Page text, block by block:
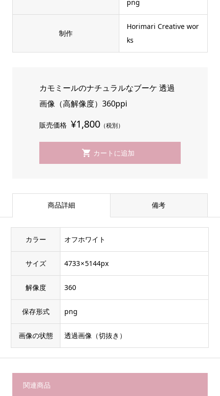
png
制作
Horimari Creative wor
ks
カモミールのナチュラルなブーケ 透過
画像（高解像度）360ppi
販売価格 ¥1,800（税別）
商品詳細 備考
カラー オフホワイト
サイズ 4733 × 5144px
解像度 360
保存形式 png
画像の状態 透過画像（切抜き）
関連商品